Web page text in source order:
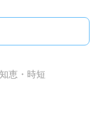
恵・時短